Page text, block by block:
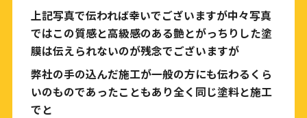
上記写真で伝われば幸いでございますが中々写真
ではこの質感と高級感のある艶とがっちりした塗
膜は伝えられないのが残念でございますが
弊社の手の込んだ施工が一般の方にも伝わるくら
いのものであったこともあり全く同じ塗料と施工
でと